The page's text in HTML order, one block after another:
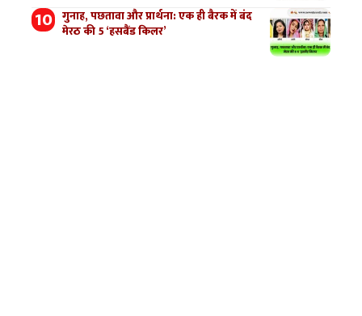
गुनाह, पछतावा और प्रार्थना: एक ही बैरक में बंद
मेरठ की 5 ‘हसबैंड किलर’